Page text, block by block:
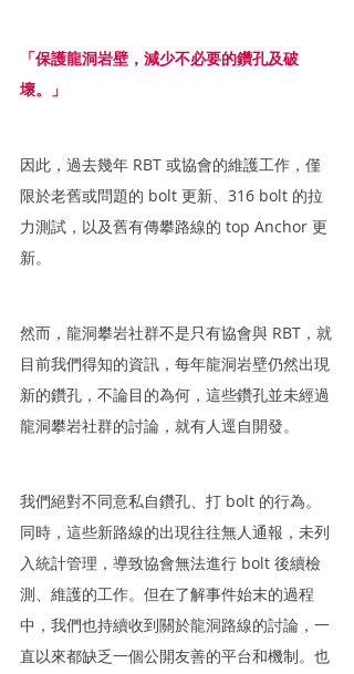
「保護龍洞岩壁，減少不必要的鑽孔及破
壞。」
因此，過去幾年 RBT 或協會的維護工作，僅
限於老舊或問題的 bolt 更新、316 bolt 的拉
力測試，以及舊有傳攀路線的 top Anchor 更
新。
然而，龍洞攀岩社群不是只有協會與 RBT，就
目前我們得知的資訊，每年龍洞岩壁仍然出現
新的鑽孔，不論目的為何，這些鑽孔並未經過
龍洞攀岩社群的討論，就有人逕自開發。
我們絕對不同意私自鑽孔、打 bolt 的行為。
同時，這些新路線的出現往往無人通報，未列
入統計管理，導致協會無法進行 bolt 後續檢
測、維護的工作。但在了解事件始末的過程
中，我們也持續收到關於龍洞路線的討論，一
直以來都缺乏一個公開友善的平台和機制。也